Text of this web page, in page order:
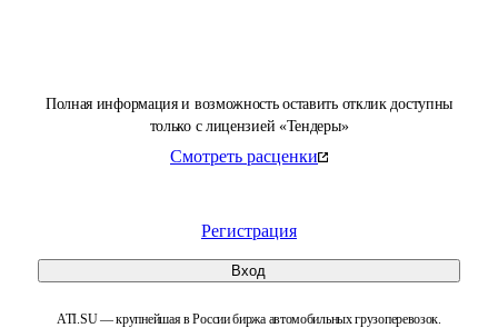
Полная информация и возможность оставить отклик доступны
только с лицензией «Тендеры»
Смотреть расценки
Регистрация
Вход
ATI.SU — крупнейшая в России биржа автомобильных грузоперевозок.